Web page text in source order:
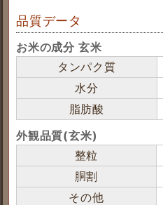
品質データ
お米の成分 玄米
タンパク質
水分
脂肪酸
外観品質(玄米)
整粒
胴割
その他